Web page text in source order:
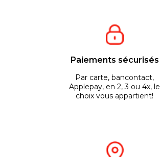
Paiements sécurisés
Par carte, bancontact,
Applepay, en 2, 3 ou 4x, le
choix vous appartient!